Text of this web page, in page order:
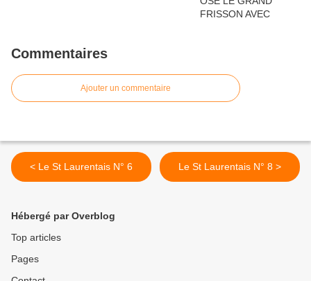
Commentaires
Ajouter un commentaire
< Le St Laurentais N° 6 Le St Laurentais N° 8 >
Hébergé par Overblog
Top articles
Pages